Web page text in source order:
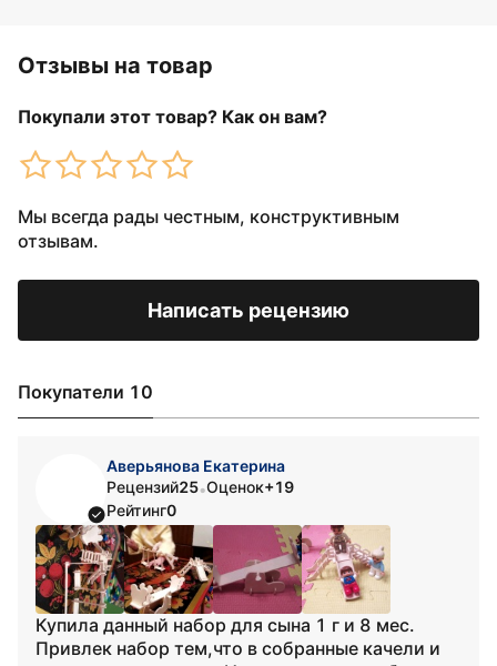
Отзывы на товар
Покупали этот товар? Как он вам?
Мы всегда рады честным, конструктивным
отзывам.
Написать рецензию
Покупатели 10
Аверьянова Екатерина
Рецензий25•Оценок+19
Рейтинг0
Купила данный набор для сына 1 г и 8 мес.
Привлек набор тем,что в собранные качели и